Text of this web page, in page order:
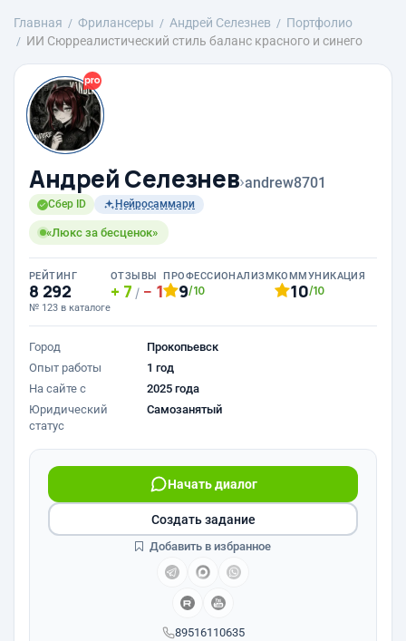
Главная Фрилансеры Андрей Селезнев
Портфолио
ИИ Сюрреалистический стиль баланс красного и синего
Андрей Селезнев›andrew8701
Сбер ID Нейросаммари
«Люкс за бесценок»
РЕЙТИНГ
8 292
№ 123 в каталоге
ОТЗЫВЫ
7 / 1
ПРОФЕССИОНАЛИЗМ
9/10
КОММУНИКАЦИЯ
10/10
Город
Прокопьевск
Опыт работы
1 год
На сайте с
2025 года
Юридический
статус
Самозанятый
89516110635
Начать диалог
Создать задание
Добавить в избранное